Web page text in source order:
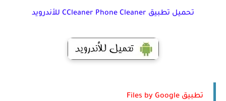
تحميل تطبيق CCleaner Phone Cleaner للأندرويد
تطبيق Files by Google